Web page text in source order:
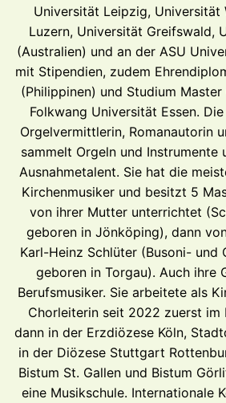
Universität Leipzig, Universität
Luzern, Universität Greifswald,
(Australien) und an der ASU
mit Stipendien, zudem
(Philippinen) und Studium
Folkwang Universität Essen.
Orgelvermittlerin, Romanautorin
sammelt Orgeln und Instrumente
Ausnahmetalent. Sie hat die
Kirchenmusiker und besitzt 5
von ihrer Mutter unterrichtet
geboren in Jönköping), dann
Karl-Heinz Schlüter (Busoni- und
geboren in Torgau). Auch ihre
Berufsmusiker. Sie arbeitete als
Chorleiterin seit 2022 zuerst im
dann in der Erzdiözese Köln,
in der Diözese Stuttgart
Bistum St. Gallen und Bistum
eine Musikschule. Internationale